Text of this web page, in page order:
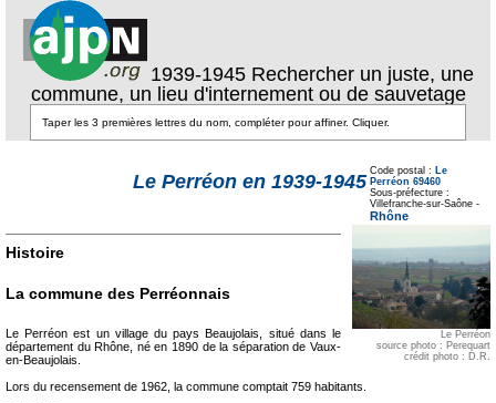
1939-1945 Rechercher un juste, une
commune, un lieu d'internement ou de sauvetage
Le Perréon en 1939-1945
Code postal : Le
Perréon 69460
Sous-préfecture :
Villefranche-sur-Saône -
Rhône
Le Perréon
source photo : Perequart
crédit photo : D.R.
Histoire
La commune des Perréonnais
Le Perréon est un village du pays Beaujolais, situé dans le
département du Rhône, né en 1890 de la séparation de Vaux-
en-Beaujolais.
Lors du recensement de 1962, la commune comptait 759 habitants.